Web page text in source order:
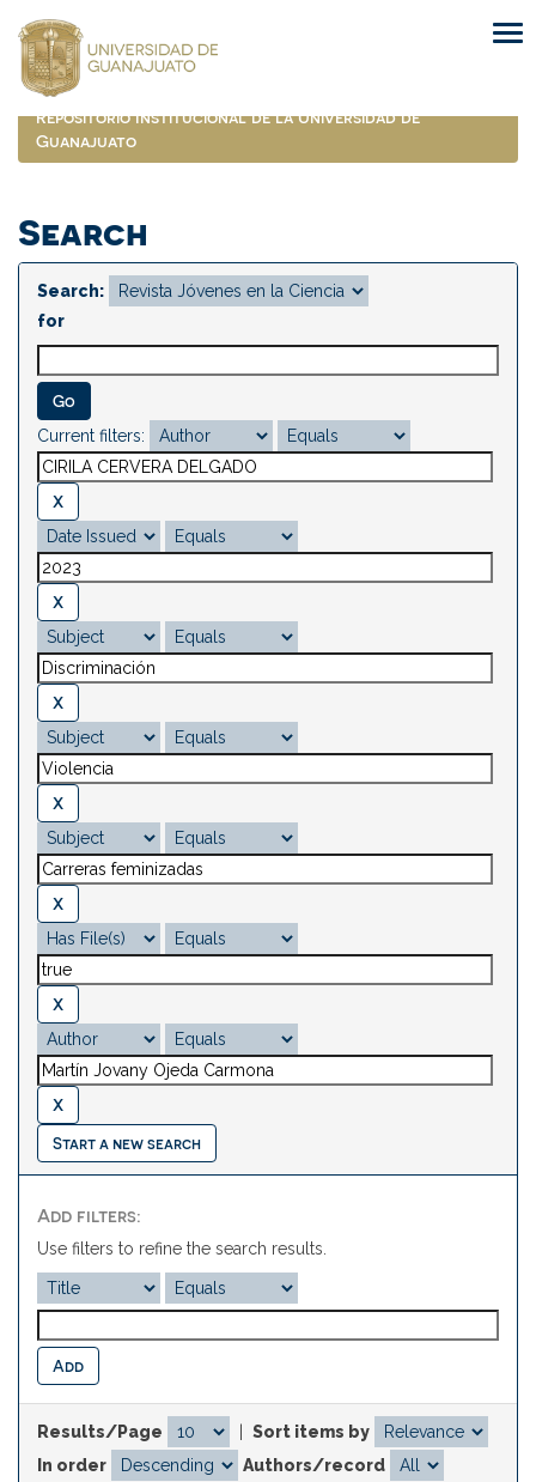
navigation
Repositorio Institucional de la Universidad de
Guanajuato
Search
Search:
for
Current filters:
Start a new search
Add filters:
Use filters to refine the search results.
Results/Page
Sort items by
In order
Authors/record